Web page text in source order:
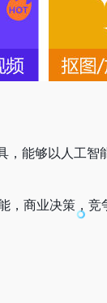
能够以人工
商业决策，竞